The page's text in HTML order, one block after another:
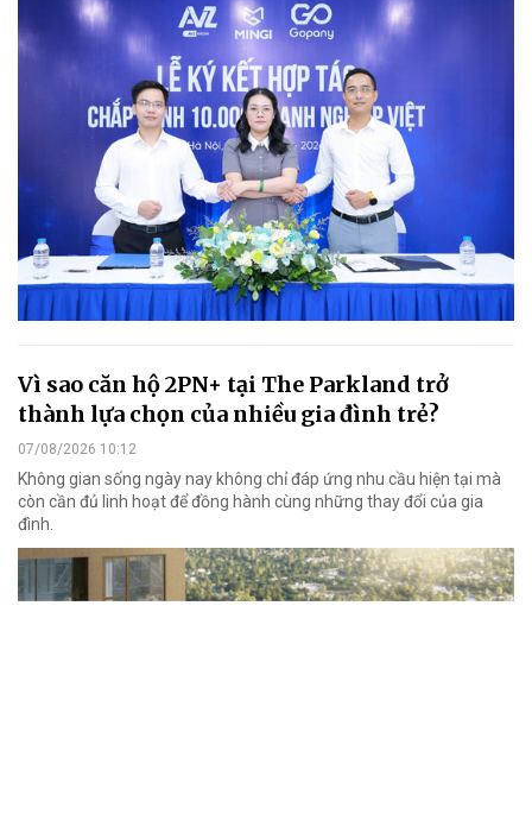
Vì sao căn hộ 2PN+ tại The Parkland trở
thành lựa chọn của nhiều gia đình trẻ?
07/08/2026 10:12
Không gian sống ngày nay không chỉ đáp ứng nhu cầu hiện tại mà
còn cần đủ linh hoạt để đồng hành cùng những thay đổi của gia
đình.